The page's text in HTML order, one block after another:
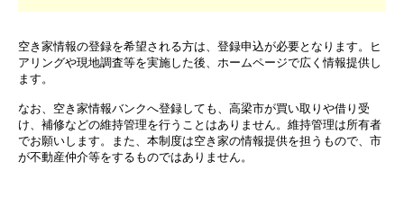
空き家情報の登録を希望される方は、登録申込が必要となります。ヒ
アリングや現地調査等を実施した後、ホームページで広く情報提供し
ます。
なお、空き家情報バンクへ登録しても、高梁市が買い取りや借り受
け、補修などの維持管理を行うことはありません。維持管理は所有者
でお願いします。また、本制度は空き家の情報提供を担うもので、市
が不動産仲介等をするものではありません。